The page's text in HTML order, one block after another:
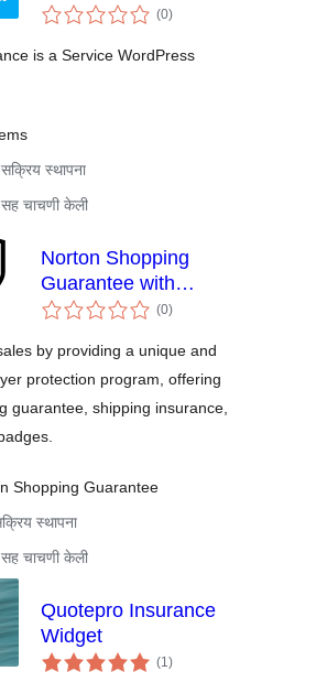
Insurance Service
(0एकूण
मूल्यांकन
)
is a Service WordPress
स्थापना
चाचणी केली
Norton Shopping
Guarantee with
Package Protection
(0एकूण
मूल्यांकन
)
by providing a unique and
protection program, offering
guarantee, shipping insurance,
Shopping Guarantee
स्थापना
चाचणी केली
Quotepro Insurance
Widget
(1एकूण
मूल्यांकन
)